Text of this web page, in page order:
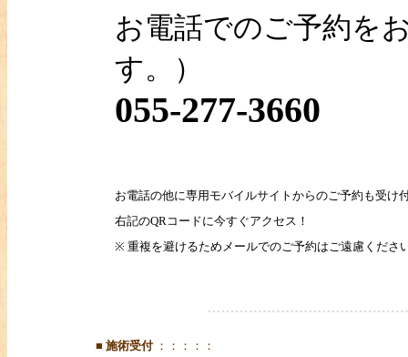
お電話でのご予約を
す。）
055-277-3660
お電話の他に専用モバイルサイトからのご予約も受け
右記のQRコードに今すぐアクセス！
※ 重複を避けるためメールでのご予約はご遠慮くださ
■ 施術受付：：：：：